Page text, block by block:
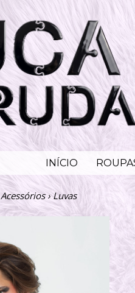
INÍCIO
Acessórios › Luvas